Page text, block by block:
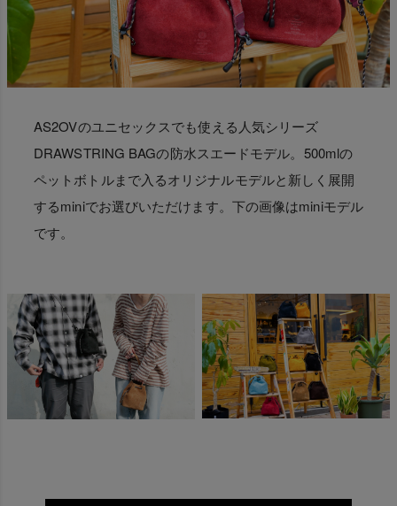
AS2OVのユニセックスでも使える人気シリーズ
DRAWSTRING BAGの防水スエードモデル。500mlの
ペットボトルまで入るオリジナルモデルと新しく展開
するminiでお選びいただけます。下の画像はminiモデル
です。